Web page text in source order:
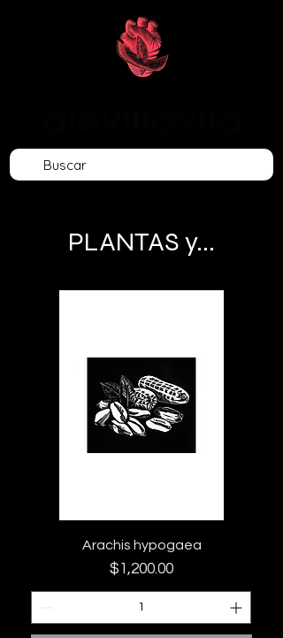
PLANTAS y...
Arachis hypogaea
Precio
$1,200.00